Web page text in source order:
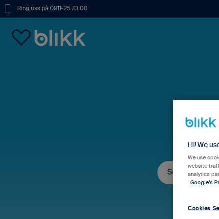
Ring oss på 0911-25 73 00
Hi! We
We use
website
analytics
Google’s
Cookies